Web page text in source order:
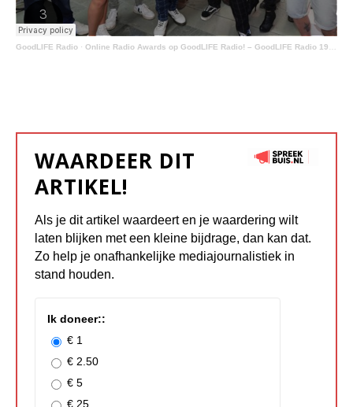
GoodLIFE Radio · Online Radio Awards op GoodLIFE Radio! – GoodLIFE Radio 19 mei 2022
WAARDEER DIT
ARTIKEL!
Als je dit artikel waardeert en je waardering wilt
laten blijken met een kleine bijdrage, dan kan dat.
Zo help je onafhankelijke mediajournalistiek in
stand houden.
Ik doneer::
€ 1
€ 2.50
€ 5
€ 25